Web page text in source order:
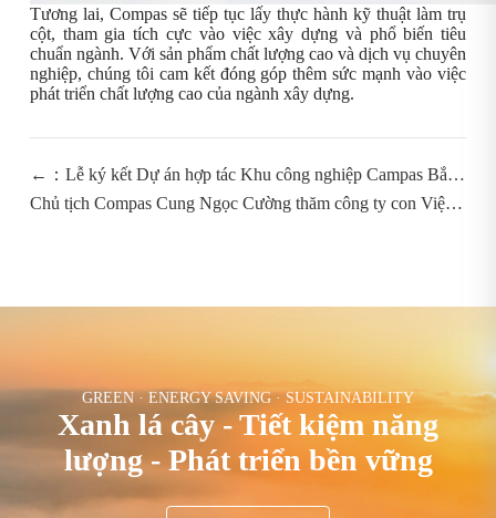
Tương lai, Compas sẽ tiếp tục lấy thực hành kỹ thuật làm trụ
cột, tham gia tích cực vào việc xây dựng và phổ biến tiêu
chuẩn ngành. Với sản phẩm chất lượng cao và dịch vụ chuyên
nghiệp, chúng tôi cam kết đóng góp thêm sức mạnh vào việc
phát triển chất lượng cao của ngành xây dựng.
←：Lễ ký kết Dự án hợp tác Khu công nghiệp Campas Bắc
Bộ & Dự án năng lượng tái tạo điện gió trên cạn 100MW (dự
đầu tư 10 tỷ Nhân dân tệ) diễn ra tại Cẩm Phả.
Chủ tịch Compas Cung Ngọc Cường thăm công ty con Việt
GREEN · ENERGY SAVING · SUSTAINABILITY
Xanh lá cây - Tiết kiệm năng
lượng - Phát triển bền vững